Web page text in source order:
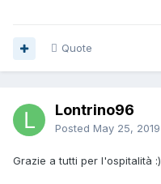
Quote
Lontrino96
Posted May 25, 2019
Grazie a tutti per l'ospitalità :)